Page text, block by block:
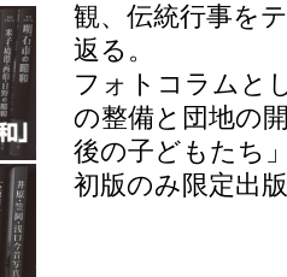
観、伝統行事を
返る。
フォトコラムと
の整備と団地の
後の子どもたち
初版のみ限定出